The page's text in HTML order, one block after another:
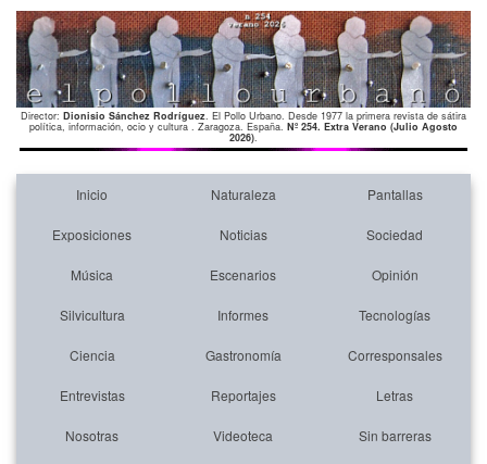
Director: Dionisio Sánchez Rodríguez. El Pollo Urbano. Desde 1977 la primera revista de sátira
política, información, ocio y cultura . Zaragoza. España. Nº 254. Extra Verano (Julio Agosto
2026).
Inicio Naturaleza Pantallas
Exposiciones Noticias Sociedad
Música Escenarios Opinión
Silvicultura Informes Tecnologías
Ciencia Gastronomía Corresponsales
Entrevistas Reportajes Letras
Nosotras Videoteca Sin barreras